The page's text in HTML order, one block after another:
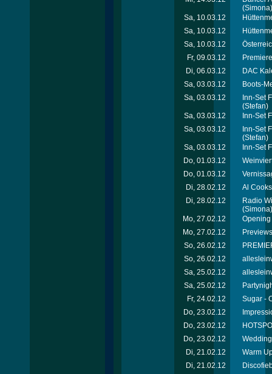
(Simona)
Sa, 10.03.12
Sa, 10.03.12
Sa, 10.03.12
Fr, 09.03.12
Di, 06.03.12
DAC
Sa, 03.03.12
Boots-
Sa, 03.03.12
Inn-Set
(Stefan)
Sa, 03.03.12
Inn-Set
Sa, 03.03.12
Inn-Set
(Stefan)
Sa, 03.03.12
Inn-Set
Do, 01.03.12
Do, 01.03.12
Di, 28.02.12
Al
Di, 28.02.12
Radio
(Simona)
Mo, 27.02.12
Mo, 27.02.12
So, 26.02.12
So, 26.02.12
Sa, 25.02.12
Sa, 25.02.12
Fr, 24.02.12
Sugar -
Do, 23.02.12
Do, 23.02.12
Do, 23.02.12
Di, 21.02.12
Warm
Di, 21.02.12